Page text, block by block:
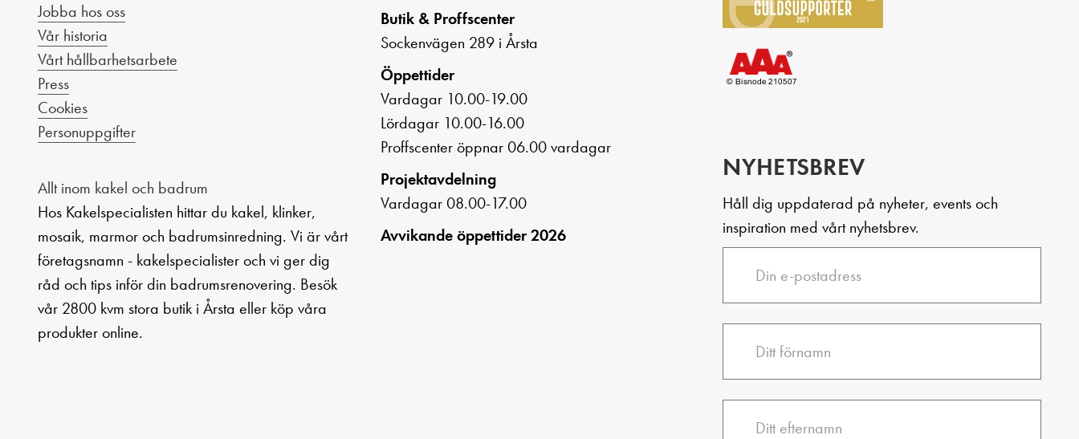
Jobba hos oss
Vår historia
Vårt hållbarhetsarbete
Press
Cookies
Personuppgifter
Allt inom kakel och badrum
Hos Kakelspecialisten hittar du kakel, klinker,
mosaik, marmor och badrumsinredning. Vi är vårt
företagsnamn - kakelspecialister och vi ger dig
råd och tips inför din badrumsrenovering. Besök
vår 2800 kvm stora butik i Årsta eller köp våra
produkter online.
Butik & Proffscenter
Sockenvägen 289 i Årsta
Öppettider
Vardagar 10.00-19.00
Lördagar 10.00-16.00
Proffscenter öppnar 06.00 vardagar
Projektavdelning
Vardagar 08.00-17.00
Avvikande öppettider 2026
NYHETSBREV
Håll dig uppdaterad på nyheter, events och
inspiration med vårt nyhetsbrev.